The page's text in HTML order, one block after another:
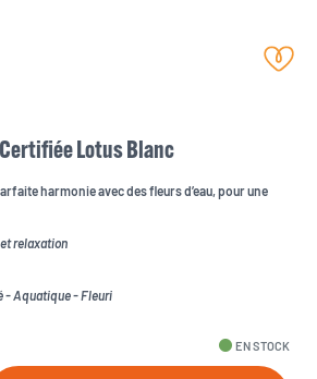
Certifiée Lotus Blanc
harmonie avec des fleurs d’eau, pour une
relaxation
- Aquatique - Fleuri
fiber_manual_record EN STOCK